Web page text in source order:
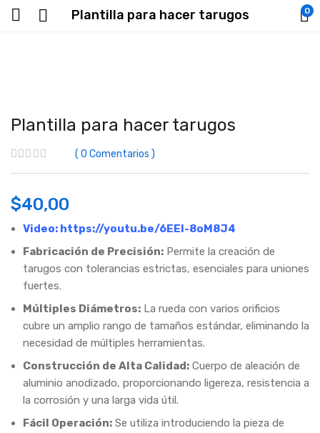
Plantilla para hacer tarugos 0
Plantilla para hacer tarugos
0 Comentarios
$40,00
Video: https://youtu.be/6EEl-8oM8J4
Fabricación de Precisión: Permite la creación de
tarugos con tolerancias estrictas, esenciales para uniones
fuertes.
Múltiples Diámetros: La rueda con varios orificios
cubre un amplio rango de tamaños estándar, eliminando la
necesidad de múltiples herramientas.
Construcción de Alta Calidad: Cuerpo de aleación de
aluminio anodizado, proporcionando ligereza, resistencia a
la corrosión y una larga vida útil.
Fácil Operación: Se utiliza introduciendo la pieza de